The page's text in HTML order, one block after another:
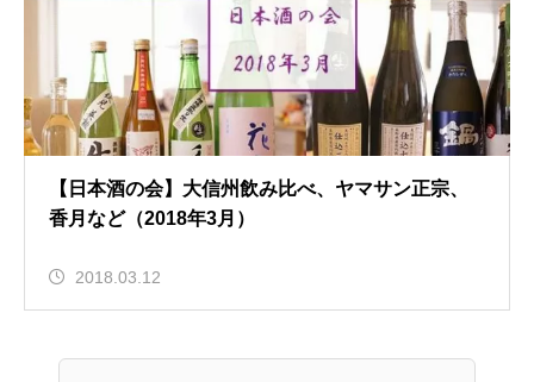
【日本酒の会】大信州飲み比べ、ヤマサン正宗、
香月など（2018年3月）
2018.03.12